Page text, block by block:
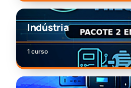
Indústria
1 curso